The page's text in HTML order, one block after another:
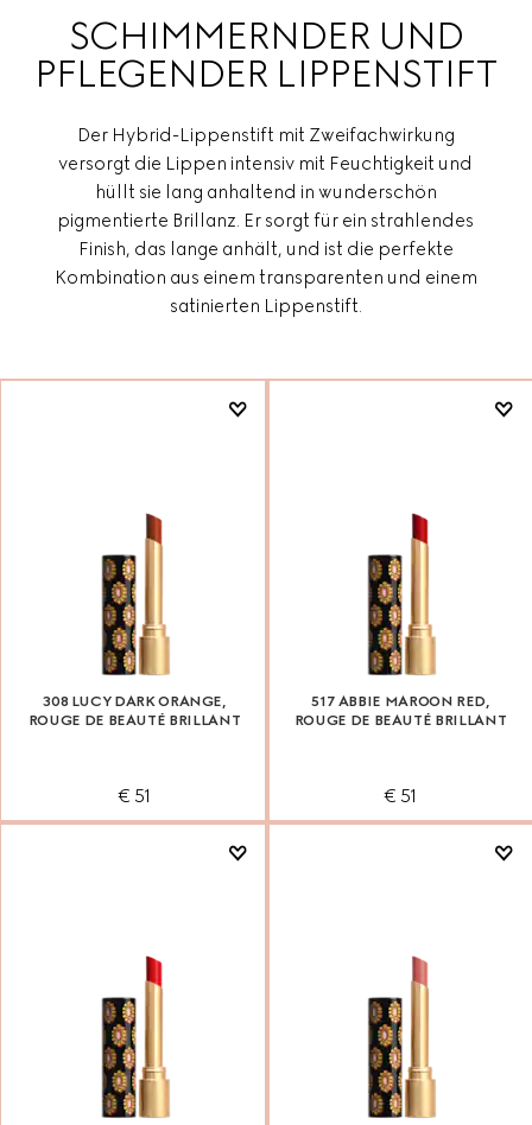
SCHIMMERNDER UND
PFLEGENDER LIPPENSTIFT
Der Hybrid-Lippenstift mit Zweifachwirkung
versorgt die Lippen intensiv mit Feuchtigkeit und
hüllt sie lang anhaltend in wunderschön
pigmentierte Brillanz. Er sorgt für ein strahlendes
Finish, das lange anhält, und ist die perfekte
Kombination aus einem transparenten und einem
satinierten Lippenstift.
308 LUCY DARK ORANGE,
ROUGE DE BEAUTÉ BRILLANT
€ 51
517 ABBIE MAROON RED,
ROUGE DE BEAUTÉ BRILLANT
€ 51